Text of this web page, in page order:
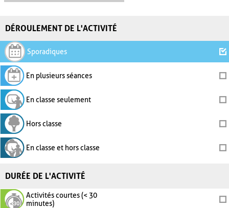
DÉROULEMENT DE L'ACTIVITÉ
Sporadiques
En plusieurs séances
En classe seulement
Hors classe
En classe et hors classe
DURÉE DE L'ACTIVITÉ
Activités courtes (< 30
minutes)